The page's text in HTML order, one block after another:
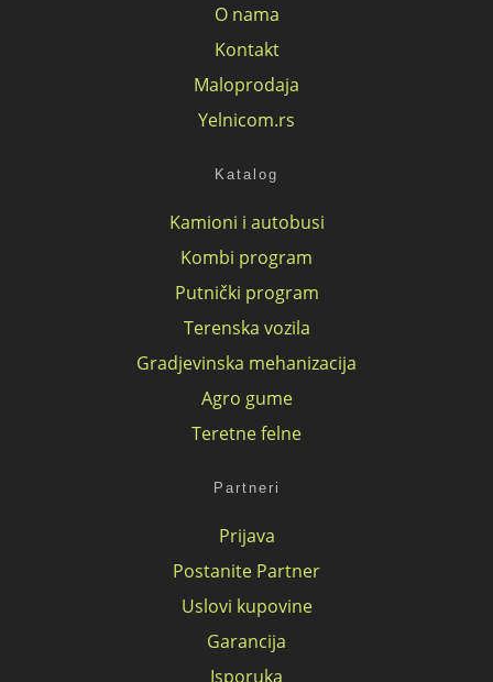
O nama
Kontakt
Maloprodaja
Yelnicom.rs
Katalog
Kamioni i autobusi
Kombi program
Putnički program
Terenska vozila
Gradjevinska mehanizacija
Agro gume
Teretne felne
Partneri
Prijava
Postanite Partner
Uslovi kupovine
Garancija
Isporuka